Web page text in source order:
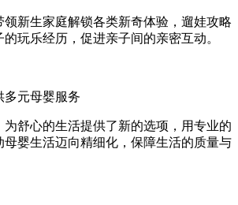
领新生家庭解锁各类新奇体验，遛娃攻略
玩乐经历，促进亲子间的亲密互动。
多元母婴服务
为舒心的生活提供了新的选项，用专业的
母婴生活迈向精细化，保障生活的质量与